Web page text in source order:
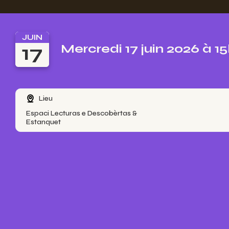
JUIN
17 Mercredi 17 juin 2026 à
Lieu
Espaci Lecturas e Descobèrtas &
Estanquet